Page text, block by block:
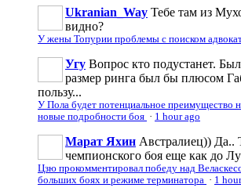
Ukranian_Way Тебе там из
видно?
У жены Топурии проблемы с поиском
Угу Вопрос кто подустанет.
размер ринга был бы плюсом
пользу...
У Пола будет потенциальное преимущество
новые подробности боя · 1 hour ago
Марат Яхин Австралиец)) Да..
чемпионского боя еще как до
Цзю прокомментировал победу над
больших боях и режиме терминатора · 1